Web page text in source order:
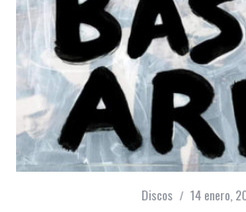
Discos 14 enero,